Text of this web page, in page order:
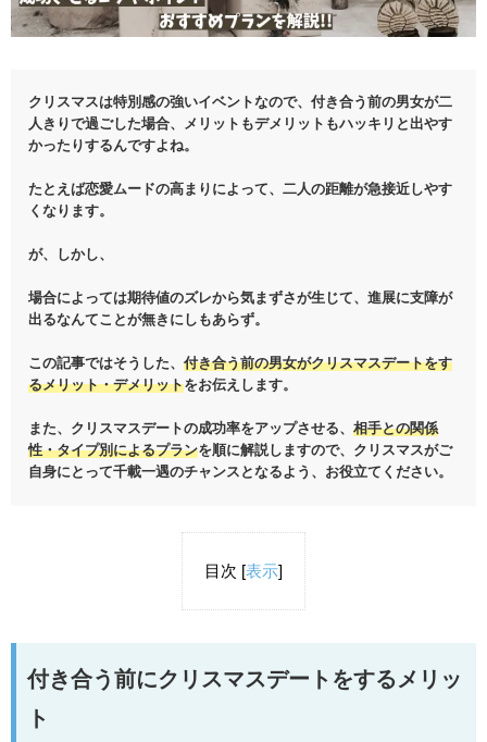
クリスマスは特別感の強いイベントなので、付き合う前の男女が二
人きりで過ごした場合、メリットもデメリットもハッキリと出やす
かったりするんですよね。
たとえば恋愛ムードの高まりによって、二人の距離が急接近しやす
くなります。
が、しかし、
場合によっては期待値のズレから気まずさが生じて、進展に支障が
出るなんてことが無きにしもあらず。
この記事ではそうした、 付き合う前の男女がクリスマスデートをす
るメリット・デメリットをお伝えします。
また、クリスマスデートの成功率をアップさせる、 相手との関係
性・タイプ別によるプランを順に解説しますので、クリスマスがご
自身にとって千載一遇のチャンスとなるよう、お役立てください。
目次 [表示]
付き合う前にクリスマスデートをするメリッ
ト